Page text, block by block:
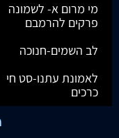
מי מרום א- לשמונה
פרקים להרמבם
לב השמים-חנוכה
לאמונת עתנו-סט חי
כרכים